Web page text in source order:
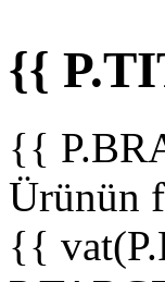
{{
{{
Ürünün
{{